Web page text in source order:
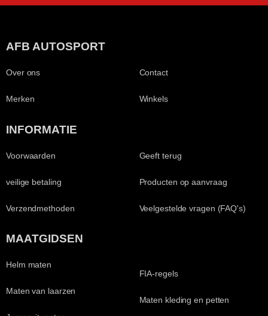
AFB AUTOSPORT
Over ons
Merken
Contact
Winkels
INFORMATIE
Voorwaarden
veilige betaling
Verzendmethoden
Geeft terug
Producten op aanvraag
Veelgestelde vragen (FAQ's)
MAATGIDSEN
Helm maten
Maten van laarzen
FIA-regels
Maten kleding en petten